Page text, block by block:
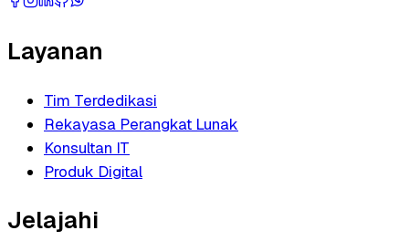
Layanan
Tim Terdedikasi
Rekayasa Perangkat Lunak
Konsultan IT
Produk Digital
Jelajahi